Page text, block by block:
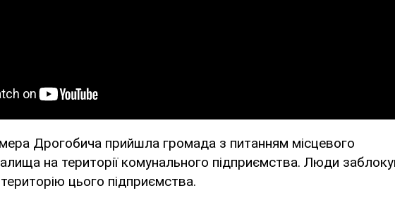
Дрогобича прийшла громада з питанням місцевого
на території комунального підприємства. Люди
цього підприємства.